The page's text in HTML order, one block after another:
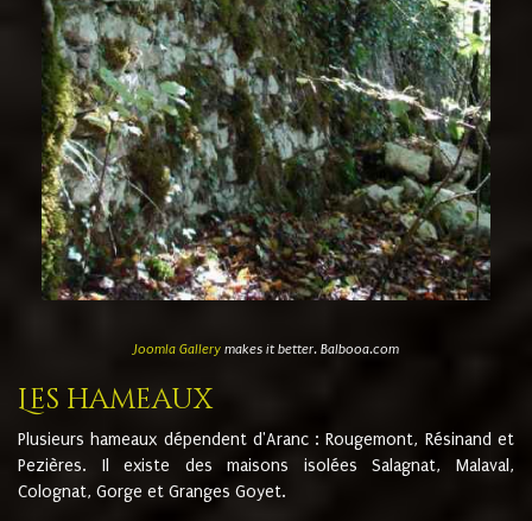
Joomla Gallerymakes it better. Balbooa.com
Les hameaux
Plusieurs hameaux dépendent d'Aranc : Rougemont, Résinand et
Pezières. Il existe des maisons isolées Salagnat, Malaval,
Colognat, Gorge et Granges Goyet.